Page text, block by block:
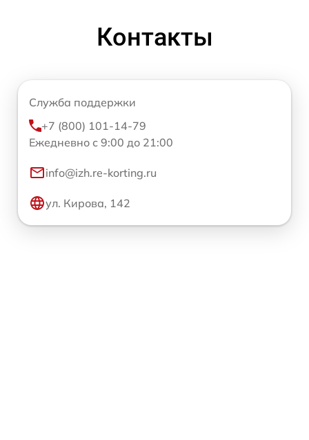
Контакты
Служба поддержки
+7 (800) 101-14-79
Ежедневно с 9:00 до 21:00
info@izh.re-korting.ru
ул. Кирова, 142